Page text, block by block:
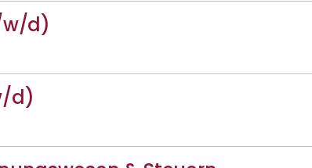
d)
d)